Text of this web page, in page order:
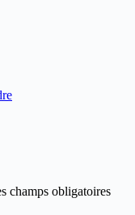
champs obligatoires